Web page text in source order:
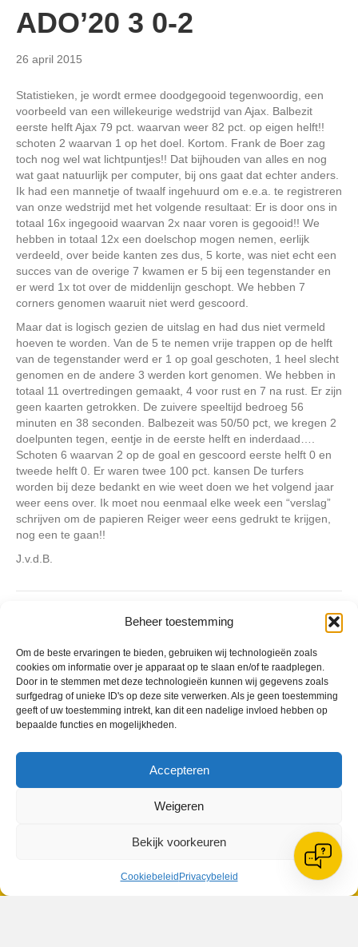
Beheer toestemming
Om de beste ervaringen te bieden, gebruiken wij technologieën zoals
cookies om informatie over je apparaat op te slaan en/of te raadplegen.
Door in te stemmen met deze technologieën kunnen wij gegevens zoals
surfgedrag of unieke ID's op deze site verwerken. Als je geen toestemming
geeft of uw toestemming intrekt, kan dit een nadelige invloed hebben op
bepaalde functies en mogelijkheden.
Accepteren
Weigeren
Bekijk voorkeuren
Cookiebeleid Privacybeleid
ADO’20 3 0-2
26 april 2015
Statistieken, je wordt ermee doodgegooid tegenwoordig, een
voorbeeld van een willekeurige wedstrijd van Ajax. Balbezit
eerste helft Ajax 79 pct. waarvan weer 82 pct. op eigen helft!!
schoten 2 waarvan 1 op het doel. Kortom. Frank de Boer zag
toch nog wel wat lichtpuntjes!! Dat bijhouden van alles en nog
wat gaat natuurlijk per computer, bij ons gaat dat echter anders.
Ik had een mannetje of twaalf ingehuurd om e.e.a. te registreren
van onze wedstrijd met het volgende resultaat: Er is door ons in
totaal 16x ingegooid waarvan 2x naar voren is gegooid!! We
hebben in totaal 12x een doelschop mogen nemen, eerlijk
verdeeld, over beide kanten zes dus, 5 korte, was niet echt een
succes van de overige 7 kwamen er 5 bij een tegenstander en
er werd 1x tot over de middenlijn geschopt. We hebben 7
corners genomen waaruit niet werd gescoord.
Maar dat is logisch gezien de uitslag en had dus niet vermeld
hoeven te worden. Van de 5 te nemen vrije trappen op de helft
van de tegenstander werd er 1 op goal geschoten, 1 heel slecht
genomen en de andere 3 werden kort genomen. We hebben in
totaal 11 overtredingen gemaakt, 4 voor rust en 7 na rust. Er zijn
geen kaarten getrokken. De zuivere speeltijd bedroeg 56
minuten en 38 seconden. Balbezeit was 50/50 pct, we kregen 2
doelpunten tegen, eentje in de eerste helft en inderdaad….
Schoten 6 waarvan 2 op de goal en gescoord eerste helft 0 en
tweede helft 0. Er waren twee 100 pct. kansen De turfers
worden bij deze bedankt en wie weet doen we het volgend jaar
weer eens over. Ik moet nou eenmaal elke week een “verslag”
schrijven om de papieren Reiger weer eens gedrukt te krijgen,
nog een te gaan!!
J.v.d.B.
VV Reiger Boys
De Wending, Lotte Beesedijk 1
Belangrijke gegevens